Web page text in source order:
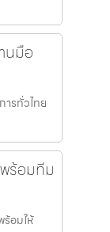
นมือ
รทั่วไทย
ร้อมทีม
อมให้